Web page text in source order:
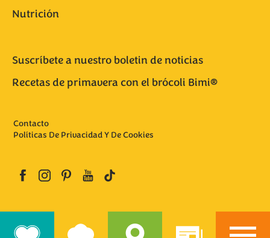
Nutrición
Suscríbete a nuestro boletin de noticias
Recetas de primavera con el brócoli Bimi®
Contacto
Políticas De Privacidad Y De Cookies